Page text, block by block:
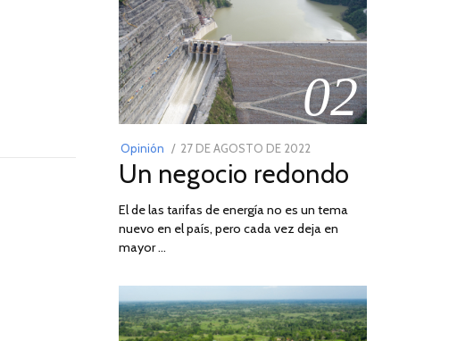
02
Opinión
POSTED
ON
27 DE AGOSTO DE 2022
DE
DE
2022
Un negocio redondo
El de las tarifas de energía no es un tema
nuevo en el país, pero cada vez deja en
mayor …